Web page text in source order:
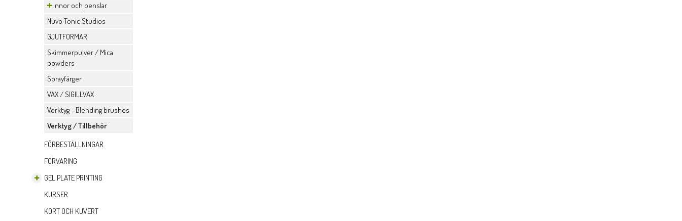
Pennor och penslar
Nuvo Tonic Studios
GJUTFORMAR
Skimmerpulver / Mica
powders
Sprayfärger
VAX / SIGILLVAX
Verktyg - Blending brushes
Verktyg / Tillbehör
FÖRBESTÄLLNINGAR
FÖRVARING
GEL PLATE PRINTING
KURSER
KORT OCH KUVERT